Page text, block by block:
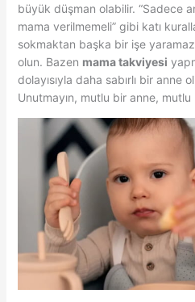
büyük düşman olabilir. “Sadece
mama verilmemeli” gibi katı
sokmaktan başka bir işe
olun. Bazen mama takviyesi
dolayısıyla daha sabırlı bir anne
Unutmayın, mutlu bir anne,